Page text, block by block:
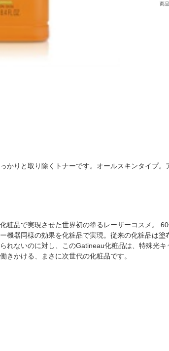
商
かりと取り除くトナーです。オールスキンタイプ。
粧品で実現させた世界初の塗るレーザーコスメ。
機器同様の効果を化粧品で実現。従来の化粧品は
れないのに対し、このGatineau化粧品は、特殊光
きかける、まさに次世代の化粧品です。